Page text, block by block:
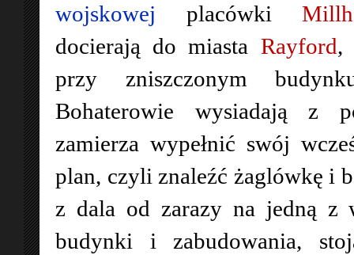
wojskowej placówki
docierają do miasta Rayford,
przy zniszczonym
Bohaterowie wysiadają z
zamierza wypełnić swój
plan, czyli znaleźć żaglówkę i
z dala od zarazy na jedną z
budynki i zabudowania,